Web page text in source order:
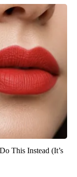
This Instead (It’s